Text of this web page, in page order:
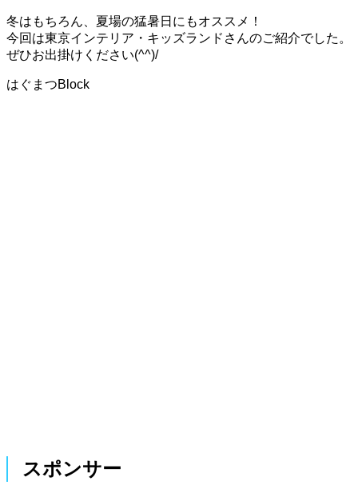
冬はもちろん、夏場の猛暑日にもオススメ！
今回は東京インテリア・キッズランドさんのご紹介でした。
ぜひお出掛けください(^^)/
はぐまつBlock
スポンサー